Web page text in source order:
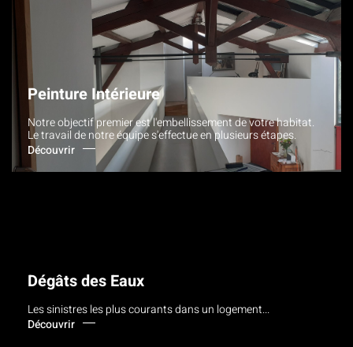
Peinture Intérieure
Notre objectif premier est l'embellissement de votre habitat.
Le travail de notre équipe s'effectue en plusieurs étapes.
Découvrir
Dégâts des Eaux
Les sinistres les plus courants dans un logement...
Découvrir